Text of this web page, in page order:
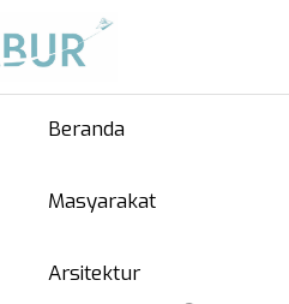
Beranda
Masyarakat
Arsitektur